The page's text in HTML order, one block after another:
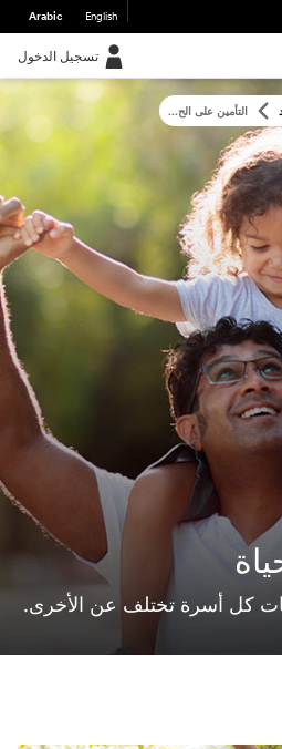
English
Arabic
تسجيل الدخول
التأمين على الح...
كل أسرة تختلف عن الأخرى.